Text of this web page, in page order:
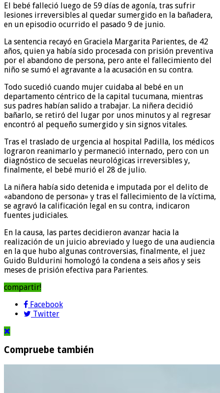
El bebé falleció luego de 59 días de agonía, tras sufrir
lesiones irreversibles al quedar sumergido en la bañadera,
en un episodio ocurrido el pasado 9 de junio.
La sentencia recayó en Graciela Margarita Parientes, de 42
años, quien ya había sido procesada con prisión preventiva
por el abandono de persona, pero ante el fallecimiento del
niño se sumó el agravante a la acusación en su contra.
Todo sucedió cuando mujer cuidaba al bebé en un
departamento céntrico de la capital tucumana, mientras
sus padres habían salido a trabajar. La niñera decidió
bañarlo, se retiró del lugar por unos minutos y al regresar
encontró al pequeño sumergido y sin signos vitales.
Tras el traslado de urgencia al hospital Padilla, los médicos
lograron reanimarlo y permaneció internado, pero con un
diagnóstico de secuelas neurológicas irreversibles y,
finalmente, el bebé murió el 28 de julio.
La niñera había sido detenida e imputada por el delito de
«abandono de persona» y tras el fallecimiento de la víctima,
se agravó la calificación legal en su contra, indicaron
fuentes judiciales.
En la causa, las partes decidieron avanzar hacia la
realización de un juicio abreviado y luego de una audiencia
en la que hubo algunas controversias, finalmente, el juez
Guido Buldurini homologó la condena a seis años y seis
meses de prisión efectiva para Parientes.
compartir!
Facebook
Twitter
Compruebe también